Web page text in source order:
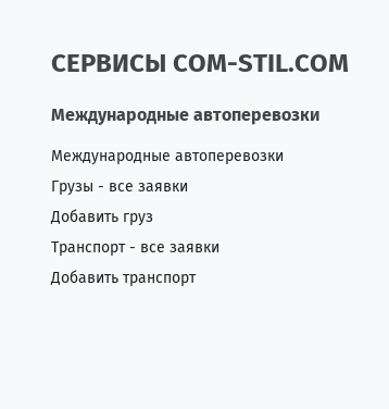
СЕРВИСЫ COM-STIL.COM
Международные автоперевозки
Международные автоперевозки
Грузы - все заявки
Добавить груз
Транспорт - все заявки
Добавить транспорт